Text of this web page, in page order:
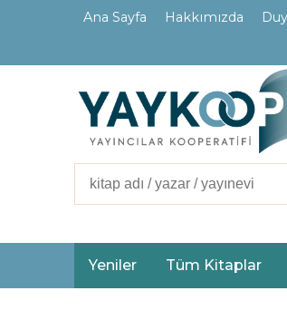
Ana Sayfa Hakkımızda
Yeniler Tüm Kitaplar